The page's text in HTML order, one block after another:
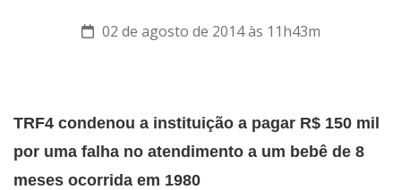
02 de agosto de 2014 às 11h43m
TRF4 condenou a instituição a pagar R$ 150 mil
por uma falha no atendimento a um bebê de 8
meses ocorrida em 1980